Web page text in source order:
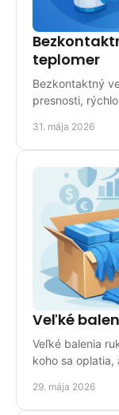
teplomer
Bezkontaktný
presnosti,
31. mája 2026
Veľké
Veľké balenia
koho sa
29. mája 2026